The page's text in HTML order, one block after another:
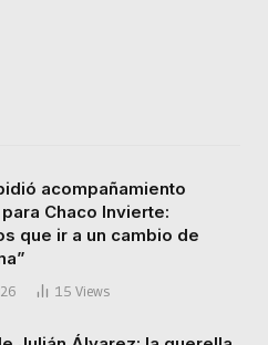
acompañamiento
Chaco Invierte:
que ir a un cambio de
15 Views